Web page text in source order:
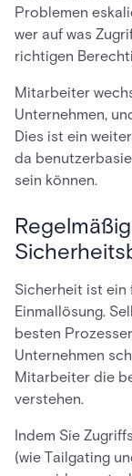
Problemen
wer auf was
richtigen
Mitarbeiter
Unternehmen,
Dies ist ein
da
sein können.
Sicherheit ist ein
Einmallösung.
besten
Unternehmen
Mitarbeiter die
verstehen.
Indem Sie
(wie Tailgating